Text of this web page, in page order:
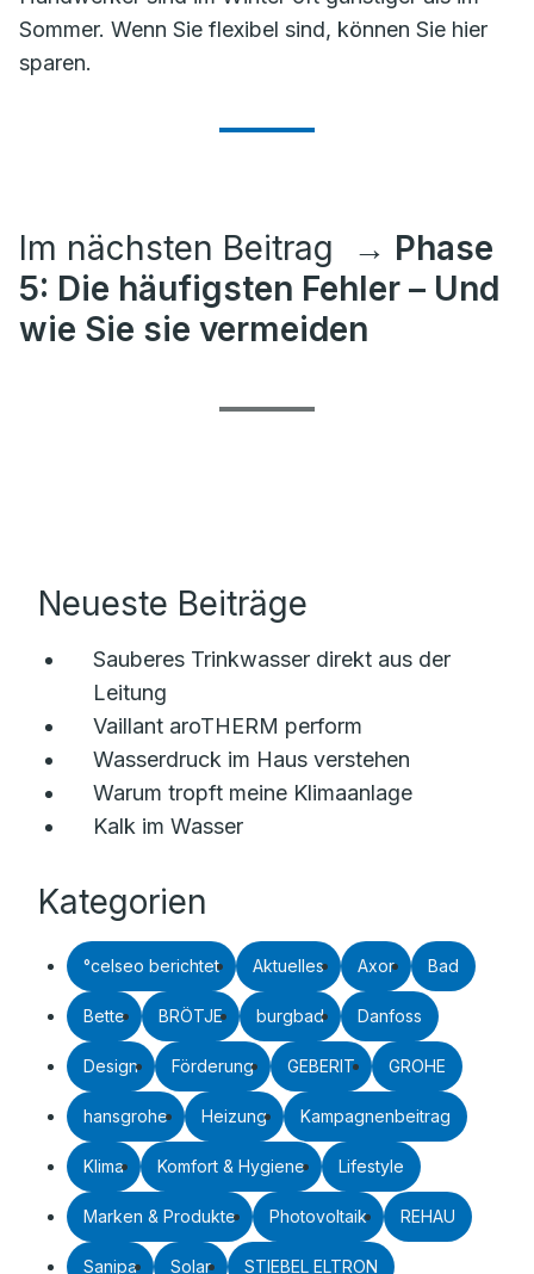
Sommer. Wenn Sie flexibel sind, können Sie hier
sparen.
Im nächsten Beitrag
→ Phase
5: Die häufigsten Fehler – Und
wie Sie sie vermeiden
Neueste Beiträge
Sauberes Trinkwasser direkt aus der
Leitung
Vaillant aroTHERM perform
Wasserdruck im Haus verstehen
Warum tropft meine Klimaanlage
Kalk im Wasser
Kategorien
°celseo berichtet Aktuelles Axor Bad
Bette BRÖTJE burgbad Danfoss
Design Förderung GEBERIT GROHE
hansgrohe Heizung Kampagnenbeitrag
Klima Komfort & Hygiene Lifestyle
Marken & Produkte Photovoltaik REHAU
Sanipa Solar STIEBEL ELTRON